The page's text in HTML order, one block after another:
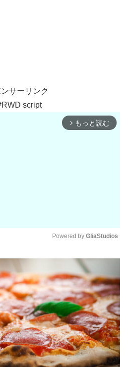
サーリンク
script
arrow_forward_ios もっと読む
u
t
e
Powered by GliaStudios